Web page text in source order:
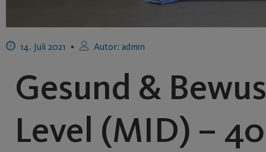
14. Juli 2021 Autor: admin
Gesund &
Level (MID) –